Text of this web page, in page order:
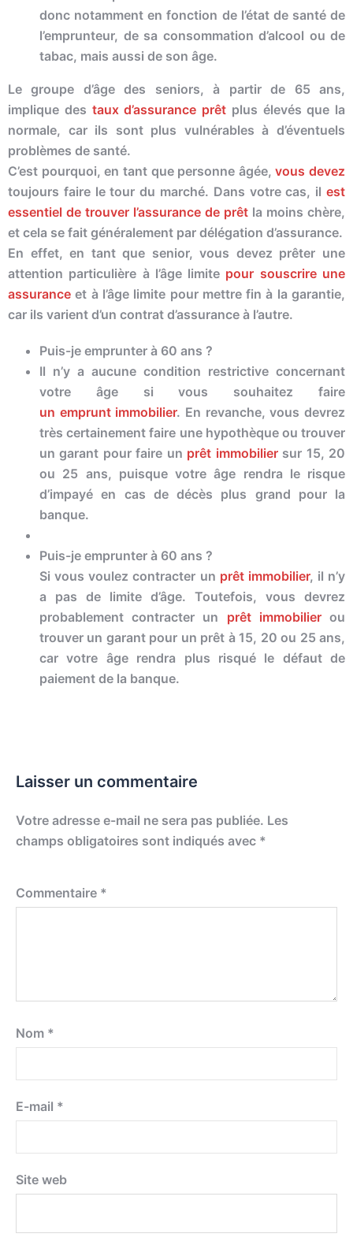
donc notamment en fonction de l’état de santé de
l’emprunteur, de sa consommation d’alcool ou de
tabac, mais aussi de son âge.
Le groupe d’âge des seniors, à partir de 65 ans,
implique des taux d’assurance prêt plus élevés que la
normale, car ils sont plus vulnérables à d’éventuels
problèmes de santé.
C’est pourquoi, en tant que personne âgée,vous devez
toujours faire le tour du marché. Dans votre cas, il est
essentiel de trouver l’assurance de prêt la moins chère,
et cela se fait généralement par délégation d’assurance.
En effet, en tant que senior, vous devez prêter une
attention particulière à l’âge limite pour souscrire une
assurance et à l’âge limite pour mettre fin à la garantie,
car ils varient d’un contrat d’assurance à l’autre.
Puis-je emprunter à 60 ans ?
Il n’y a aucune condition restrictive concernant
votre âge si vous souhaitez faire
un empruntimmobilier. En revanche, vous devrez
très certainement faire une hypothèque ou trouver
un garant pour faire un prêt immobiliersur 15, 20
ou 25 ans, puisque votre âge rendra le risque
d’impayé en cas de décès plus grand pour la
banque.
Puis-je emprunter à 60 ans ?
Si vous voulez contracter un prêt immobilier, il n’y
a pas de limite d’âge. Toutefois, vous devrez
probablement contracter un prêt immobilierou
trouver un garant pour un prêt à 15, 20 ou 25 ans,
car votre âge rendra plus risqué le défaut de
paiement de la banque.
Laisser un commentaire
Votre adresse e-mail ne sera pas publiée. Les
champs obligatoires sont indiqués avec *
Commentaire *
Nom *
E-mail *
Site web